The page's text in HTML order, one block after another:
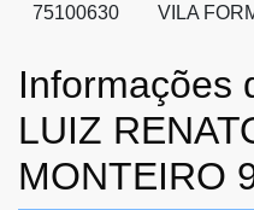
75100630 VILA
Informações
LUIZ
MONTEIRO